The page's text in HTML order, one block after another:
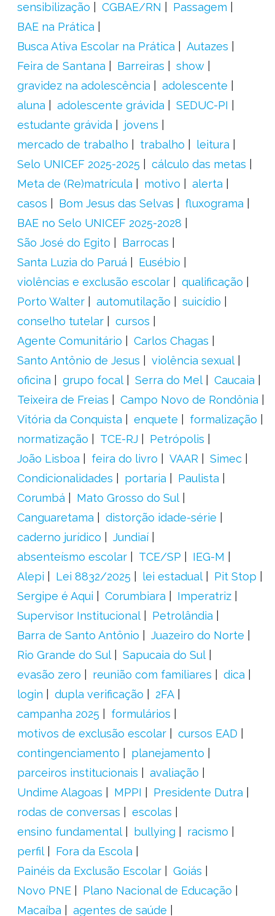
sensibilização
CGBAE/RN
Passagem
BAE na Prática
Busca Ativa Escolar na Prática
Autazes
Feira de Santana
Barreiras
show
gravidez na adolescência
adolescente
aluna
adolescente grávida
SEDUC-PI
estudante grávida
jovens
mercado de trabalho
trabalho
leitura
Selo UNICEF 2025-2025
cálculo das metas
Meta de (Re)matrícula
motivo
alerta
casos
Bom Jesus das Selvas
fluxograma
BAE no Selo UNICEF 2025-2028
São José do Egito
Barrocas
Santa Luzia do Paruá
Eusébio
violências e exclusão escolar
qualificação
Porto Walter
automutilação
suicídio
conselho tutelar
cursos
Agente Comunitário
Carlos Chagas
Santo Antônio de Jesus
violência sexual
oficina
grupo focal Serra do Mel
Caucaia
Teixeira de Freias
Campo Novo de Rondônia
Vitória da Conquista
enquete
formalização
normatização
TCE-RJ
Petrópolis
João Lisboa
feira do livro VAAR
Simec
Condicionalidades
portaria
Paulista
Corumbá
Mato Grosso do Sul
Canguaretama
distorção idade-série
caderno jurídico
Jundiaí
absenteísmo escolar
TCE/SP
IEG-M
Alepi
Lei 8832/2025 lei estadual
Pit Stop
Sergipe é Aqui
Corumbiara
Imperatriz
Supervisor Institucional
Petrolândia
Barra de Santo Antônio
Juazeiro do Norte
Rio Grande do Sul
Sapucaia do Sul
evasão zero
reunião com familiares
dica
login
dupla verificação
2FA
campanha 2025
formulários
motivos de exclusão escolar
cursos EAD
contingenciamento
planejamento
parceiros institucionais
avaliação
Undime Alagoas
MPPI
Presidente Dutra
rodas de conversas
escolas
ensino fundamental
bullying
racismo
perfil
Fora da Escola
Painéis da Exclusão Escolar
Goiás
Novo PNE
Plano Nacional de Educação
Macaíba
agentes de saúde